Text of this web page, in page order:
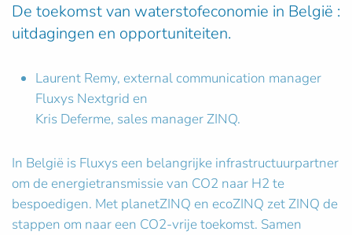
De toekomst van waterstofeconomie in België :
uitdagingen en opportuniteiten.
Laurent Remy, external communication manager
Fluxys Nextgrid en
Kris Deferme, sales manager ZINQ.
In België is Fluxys een belangrijke infrastructuurpartner
om de energietransmissie van CO2 naar H2 te
bespoedigen. Met planetZINQ en ecoZINQ zet ZINQ de
stappen om naar een CO2-vrije toekomst. Samen